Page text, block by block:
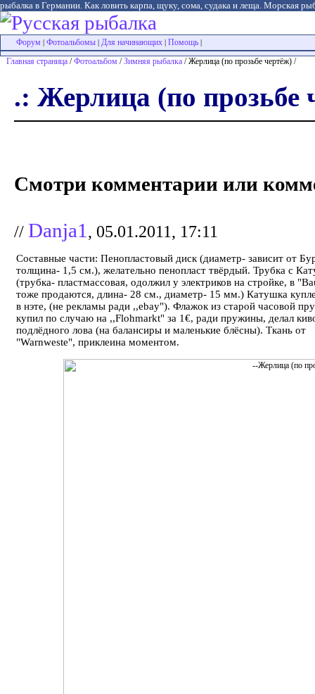
рыбалка в Германии. Как ловить карпа, щуку, сома, судака и леща. Морская
Форум Фотоальбомы Для начинающих Помощь
Главная страница /Фотоальбом /Зимняя рыбалка / Жерлица (по прозьбе чертёж) /
.: Жерлица (по прозьбе
Смотри комментарии или
// Danja1 , 05.01.2011, 17:11
Составные части: Пенопластовый диск (диаметр- зависит от
толщина- 1,5 см.), желательно пенопласт твёрдый. Трубка с
(трубка- пластмассовая, одолжил у электриков на стройке, в
тоже продаются, длина- 28 см., диаметр- 15 мм.) Катушка
в нэте, (не рекламы ради ,,ebay"). Флажок из старой часовой
купил по случаю на ,,Flohmarkt" за 1€, ради пружины, делал
подлёдного лова (на балансиры и маленькие блёсны). Ткань от
"Warnweste", приклеина моментом.